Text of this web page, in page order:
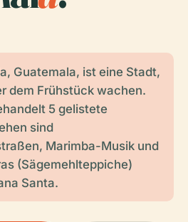
Guatemala, ist eine Stadt,
dem Frühstück wachen.
5 gelistete
sind
Marimba-Musik und
(Sägemehlteppiche)
Santa.